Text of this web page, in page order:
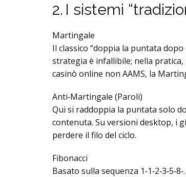
2. I sistemi
Martingale
Il classico “doppia la puntata
strategia è infallibile; nella
casinò online non AAMS, la
Anti‑Martingale (Paroli)
Qui si raddoppia la puntata solo
contenuta. Su versioni desktop, i
perdere il filo del ciclo.
Fibonacci
Basato sulla sequenza